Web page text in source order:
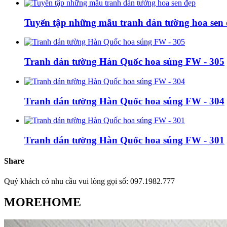
Tuyển tập những mẫu tranh dán tường hoa sen
Tranh dán tường Hàn Quốc hoa súng FW - 305
Tranh dán tường Hàn Quốc hoa súng FW - 304
Tranh dán tường Hàn Quốc hoa súng FW - 301
Share
Quý khách có nhu cầu vui lòng gọi số: 097.1982.777
MOREHOME